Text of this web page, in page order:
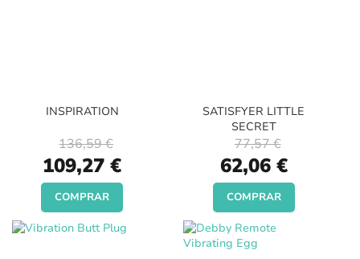
INSPIRATION
Special
Price
109,27 €
136,59 €
COMPRAR
SATISFYER LITTLE
SECRET
Special
Price
62,06 €
77,57 €
COMPRAR